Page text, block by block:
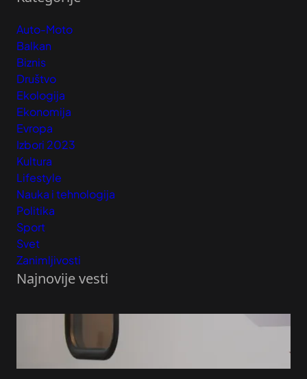
Auto-Moto
Balkan
Biznis
Društvo
Ekologija
Ekonomija
Evropa
Izbori 2023
Kultura
Lifestyle
Nauka i tehnologija
Politika
Sport
Svet
Zanimljivosti
Najnovije vesti